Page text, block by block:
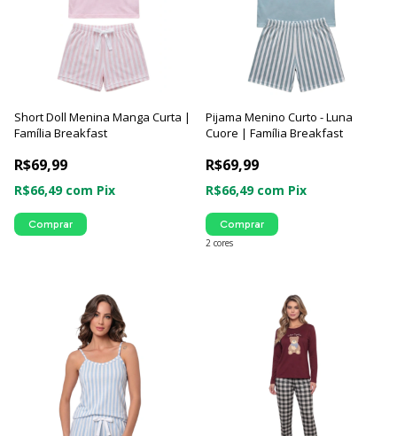
Short Doll Menina Manga Curta |
Família Breakfast
R$69,99
R$66,49 com Pix
Comprar
Pijama Menino Curto - Luna
Cuore | Família Breakfast
R$69,99
R$66,49 com Pix
2 cores
Comprar